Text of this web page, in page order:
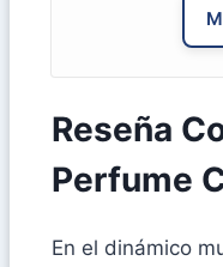
Reseña
Perfume
En el dinámico